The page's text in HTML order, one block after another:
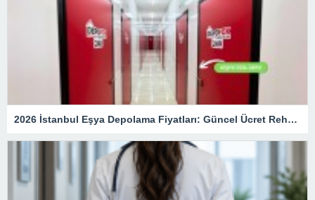
2026 İstanbul Eşya Depolama Fiyatları: Güncel Ücret Rehberi